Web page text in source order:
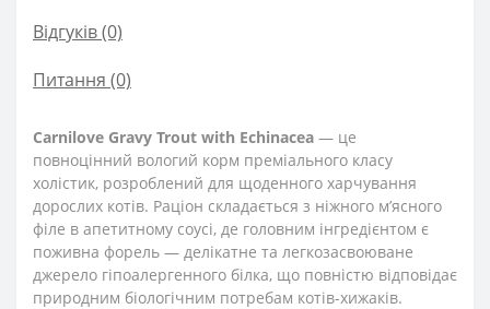
Відгуків (0)
Питання (0)
Carnilove Gravy Trout with Echinacea — це
повноцінний вологий корм преміального класу
холістик, розроблений для щоденного харчування
дорослих котів. Раціон складається з ніжного м’ясного
філе в апетитному соусі, де головним інгредієнтом є
поживна форель — делікатне та легкозасвоюване
джерело гіпоалергенного білка, що повністю відповідає
природним біологічним потребам котів-хижаків.